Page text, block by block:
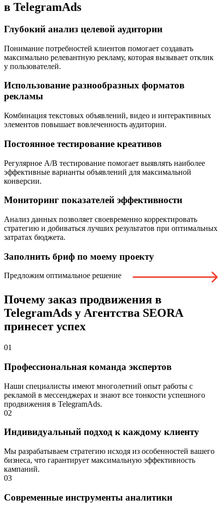
в TelegramAds
Глубокий анализ целевой аудитории
Понимание потребностей клиентов помогает создавать
максимально релевантную рекламу, которая вызывает отклик
у пользователей.
Использование разнообразных форматов
рекламы
Комбинация текстовых объявлений, видео и интерактивных
элементов повышает вовлеченность аудитории.
Постоянное тестирование креативов
Регулярное A/B тестирование помогает выявлять наиболее
эффективные варианты объявлений для максимальной
конверсии.
Мониторинг показателей эффективности
Анализ данных позволяет своевременно корректировать
стратегию и добиваться лучших результатов при оптимальных
затратах бюджета.
Заполнить бриф по моему проекту
Предложим оптимальное решение
Почему заказ продвижения в
TelegramAds у Агентства SEORA
принесет успех
01
Профессиональная команда экспертов
Наши специалисты имеют многолетний опыт работы с
рекламой в мессенджерах и знают все тонкости успешного
продвижения в TelegramAds.
02
Индивидуальный подход к каждому клиенту
Мы разрабатываем стратегию исходя из особенностей вашего
бизнеса, что гарантирует максимальную эффективность
кампаний.
03
Современные инструменты аналитики